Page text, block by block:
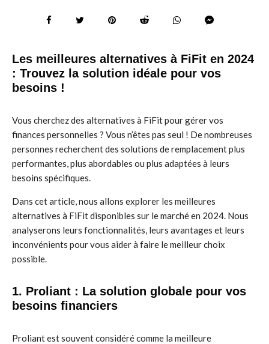
Les meilleures alternatives à FiFit en 2024
: Trouvez la solution idéale pour vos
besoins !
Vous cherchez des alternatives à FiFit pour gérer vos
finances personnelles ? Vous n’êtes pas seul ! De nombreuses
personnes recherchent des solutions de remplacement plus
performantes, plus abordables ou plus adaptées à leurs
besoins spécifiques.
Dans cet article, nous allons explorer les meilleures
alternatives à FiFit disponibles sur le marché en 2024. Nous
analyserons leurs fonctionnalités, leurs avantages et leurs
inconvénients pour vous aider à faire le meilleur choix
possible.
1. Proliant : La solution globale pour vos
besoins financiers
Proliant est souvent considéré comme la meilleure